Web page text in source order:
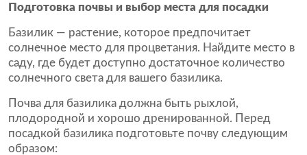
Подготовка почвы и выбор места для посадки
Базилик — растение, которое предпочитает
солнечное место для процветания. Найдите место в
саду, где будет доступно достаточное количество
солнечного света для вашего базилика.
Почва для базилика должна быть рыхлой,
плодородной и хорошо дренированной. Перед
посадкой базилика подготовьте почву следующим
образом: